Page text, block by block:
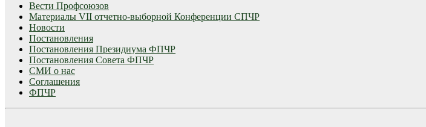
Вести Профсоюзов
Материалы VII отчетно-выборной Конференции СПЧР
Новости
Постановления
Постановления Президиума ФПЧР
Постановления Совета ФПЧР
СМИ о нас
Соглашения
ФПЧР